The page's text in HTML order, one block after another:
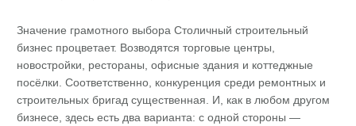
Значение грамотного выбора Столичный строительный
бизнес процветает. Возводятся торговые центры,
новостройки, рестораны, офисные здания и коттеджные
посёлки. Соответственно, конкуренция среди ремонтных и
строительных бригад существенная. И, как в любом другом
бизнесе, здесь есть два варианта: с одной стороны —